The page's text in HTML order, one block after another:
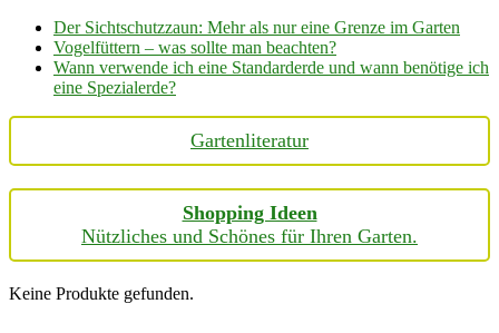
Der Sichtschutzzaun: Mehr als nur eine Grenze im Garten
Vogelfüttern – was sollte man beachten?
Wann verwende ich eine Standarderde und wann benötige ich
eine Spezialerde?
Gartenliteratur
Shopping Ideen
Nützliches und Schönes für Ihren Garten.
Keine Produkte gefunden.